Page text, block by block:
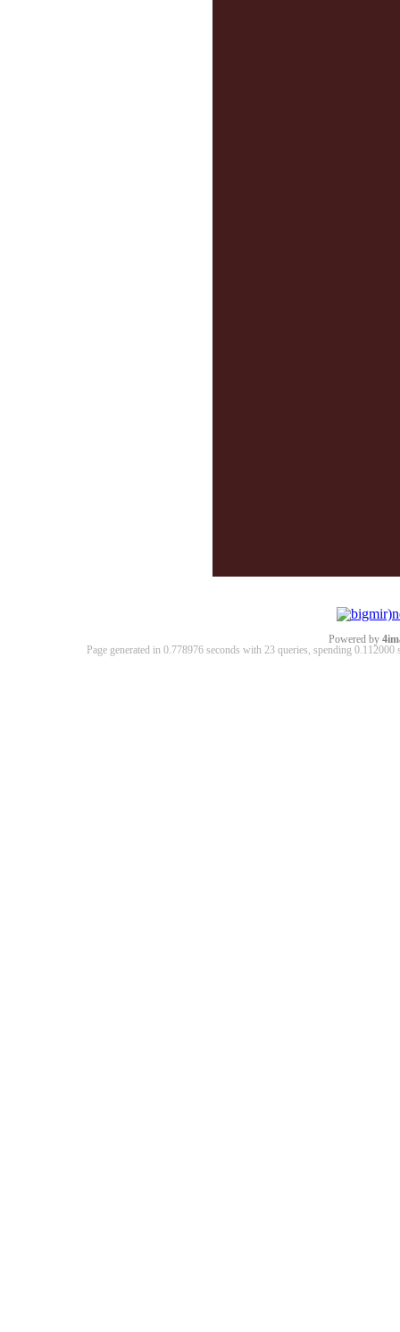
Powered by
Page generated in 0.778976 seconds with 23 queries, spending